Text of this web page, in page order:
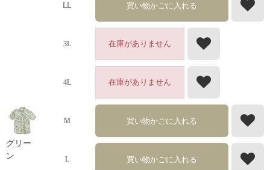
LL 買い物かごに入れる
3L 在庫がありません
4L 在庫がありません
グリー
ン
M 買い物かごに入れる
L 買い物かごに入れる